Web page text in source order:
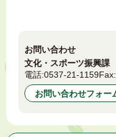
お問い合わせ
文化・スポーツ振興
電話:0537-21-1159Fax:
お問い合わせフォー